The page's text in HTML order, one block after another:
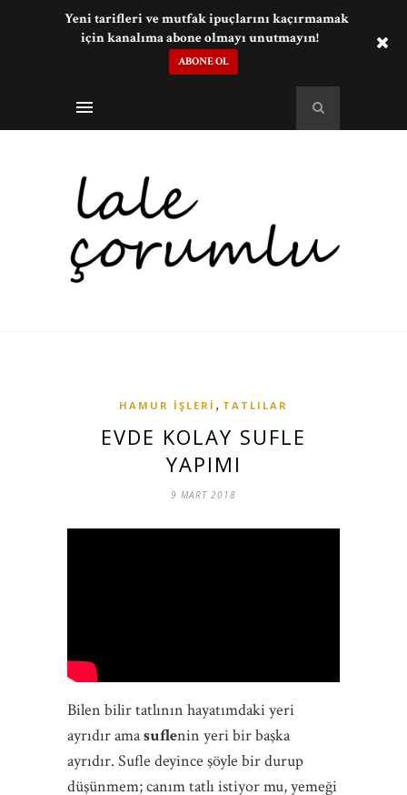
HAMUR İŞLERI , TATLILAR
EVDE KOLAY SUFLE
YAPIMI
9 MART 2018
Bilen bilir tatlının hayatımdaki yeri
ayrıdır amasuflenin yeri bir başka
ayrıdır. Sufle deyince şöyle bir durup
düşünmem; canım tatlı istiyor mu, yemeği
Yeni tarifleri ve mutfak ipuçlarını kaçırmamak
için kanalıma abone olmayı unutmayın!
ABONE OL